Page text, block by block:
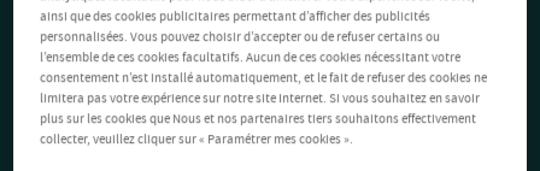
ainsi que des cookies publicitaires permettant d’afficher des publicités
personnalisées. Vous pouvez choisir d’accepter ou de refuser certains ou
l’ensemble de ces cookies facultatifs. Aucun de ces cookies nécessitant votre
consentement n’est installé automatiquement, et le fait de refuser des cookies ne
limitera pas votre expérience sur notre site Internet. Si vous souhaitez en savoir
plus sur les cookies que Nous et nos partenaires tiers souhaitons effectivement
collecter, veuillez cliquer sur « Paramétrer mes cookies ».